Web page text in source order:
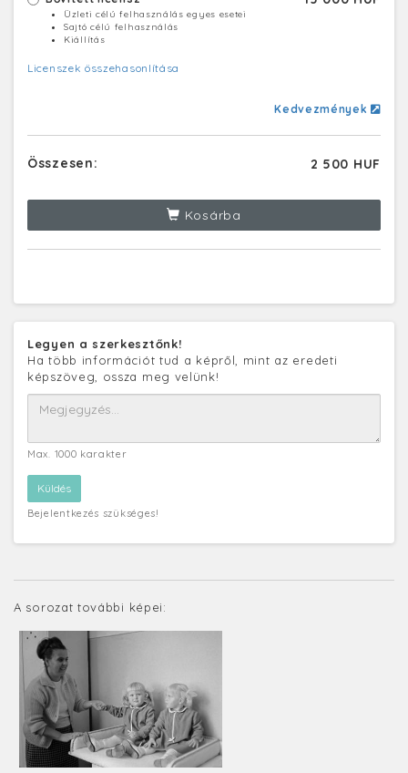
Üzleti célú felhasználás egyes esetei
Sajtó célú felhasználás
Kiállítás
Licenszek összehasonlítása
Kedvezmények
Összesen: 2 500 HUF
Kosárba
Legyen a szerkesztőnk!
Ha több információt tud a képről, mint az eredeti
képszöveg, ossza meg velünk!
Max. 1000 karakter
Bejelentkezés szükséges!
A sorozat további képei: